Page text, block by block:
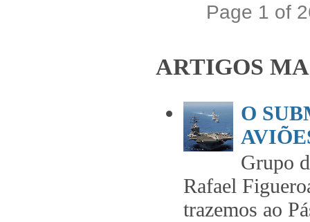
Page 1 of
ARTIGOS
O
Grupo
Rafael
trazemos ao